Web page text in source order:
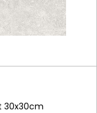
30x30cm